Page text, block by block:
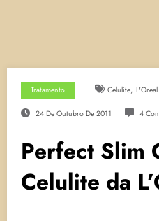
Tratamento Celulite, L'Oreal
24 De Outubro De 2011 4
Perfect Slim
Celulite da